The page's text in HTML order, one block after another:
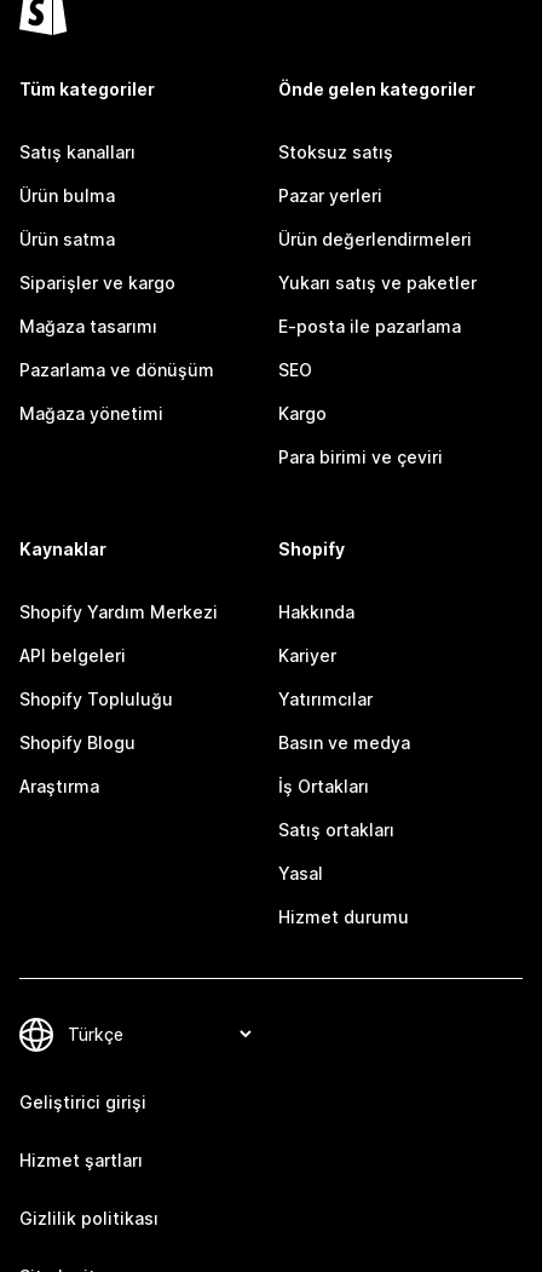
Tüm kategoriler
Satış kanalları
Ürün bulma
Ürün satma
Siparişler ve kargo
Mağaza tasarımı
Pazarlama ve dönüşüm
Mağaza yönetimi
Önde gelen kategoriler
Stoksuz satış
Pazar yerleri
Ürün değerlendirmeleri
Yukarı satış ve paketler
E-posta ile pazarlama
SEO
Kargo
Para birimi ve çeviri
Kaynaklar
Shopify Yardım Merkezi
API belgeleri
Shopify Topluluğu
Shopify Blogu
Araştırma
Shopify
Hakkında
Kariyer
Yatırımcılar
Basın ve medya
İş Ortakları
Satış ortakları
Yasal
Hizmet durumu
Geliştirici girişi
Hizmet şartları
Gizlilik politikası